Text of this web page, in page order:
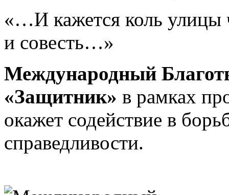
«…И кажется коль улицы
и совесть…»
Международный
«Защитник» в рамках
окажет содействие в
справедливости.